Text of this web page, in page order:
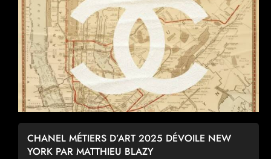
CHANEL MÉTIERS D’ART 2025 DÉVOILE NEW
YORK PAR MATTHIEU BLAZY